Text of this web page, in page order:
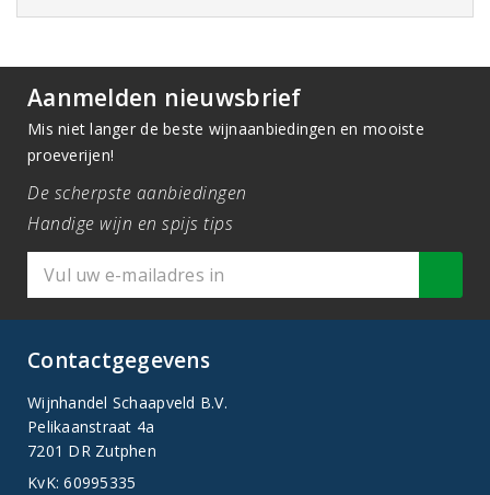
Aanmelden nieuwsbrief
Mis niet langer de beste wijnaanbiedingen en mooiste
proeverijen!
De scherpste aanbiedingen
Handige wijn en spijs tips
Contactgegevens
Wijnhandel Schaapveld B.V.
Pelikaanstraat 4a
7201 DR Zutphen
KvK: 60995335